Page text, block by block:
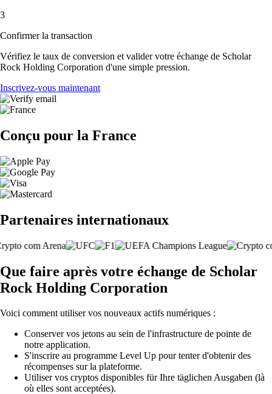
3
Confirmer la transaction
Vérifiez le taux de conversion et valider votre échange de Scholar
Rock Holding Corporation d'une simple pression.
Inscrivez-vous maintenant
Conçu pour la France
Partenaires internationaux
Que faire après votre échange de Scholar
Rock Holding Corporation
Voici comment utiliser vos nouveaux actifs numériques :
Conserver vos jetons au sein de l'infrastructure de pointe de
notre application.
S'inscrire au programme Level Up pour tenter d'obtenir des
récompenses sur la plateforme.
Utiliser vos cryptos disponibles für Ihre täglichen Ausgaben (là
où elles sont acceptées).